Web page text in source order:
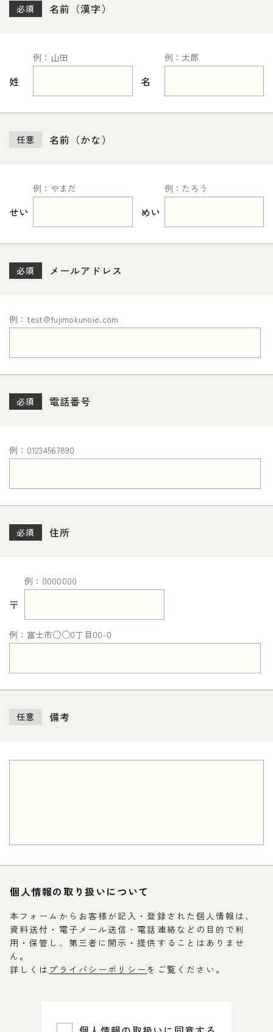
必須 名前（漢字）
姓
例：山田
名
例：太郎
任意 名前（かな）
せい
例：やまだ
めい
例：たろう
必須 メールアドレス
例：test@fujimokunoie.com
必須 電話番号
例：01234567890
必須 住所
〒
例：0000000
例：富士市○○0丁目00-0
任意 備考
個人情報の取り扱いについて
本フォームからお客様が記入・登録された個人情報は、
資料送付・電子メール送信・電話連絡などの目的で利
用・保管し、第三者に開示・提供することはありませ
ん。
詳しくは プライバシーポリシー をご覧ください。